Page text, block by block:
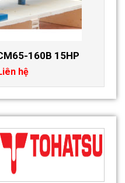
160B 15HP
hệ